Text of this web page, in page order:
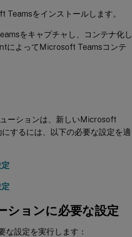
をインストールします。
をキャプチャし、コンテナ化し
によってMicrosoft Teamsコンテ
ーションは、新しいMicrosoft
するには、以下の必要な設定を適
ションに必要な設定
設定を実行します：